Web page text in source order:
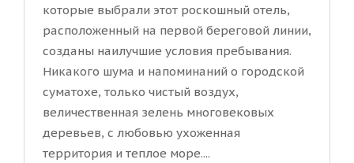
которые выбрали этот роскошный отель,
расположенный на первой береговой линии,
созданы наилучшие условия пребывания.
Никакого шума и напоминаний о городской
суматохе, только чистый воздух,
величественная зелень многовековых
деревьев, с любовью ухоженная
территория и теплое море....